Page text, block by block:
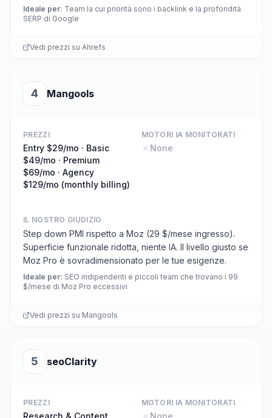
Ideale per: Team la cui priorità sono i backlink e la profondità
SERP di Google
Vedi prezzi su Ahrefs
4 Mangools
PREZZI
Entry $29/mo · Basic
$49/mo · Premium
$69/mo · Agency
$129/mo (monthly billing)
MOTORI IA MONITORATI
None
IL NOSTRO GIUDIZIO
Step down PMI rispetto a Moz (29 $/mese ingresso).
Superficie funzionale ridotta, niente IA. Il livello giusto se
Moz Pro è sovradimensionato per le tue esigenze.
Ideale per: SEO indipendenti e piccoli team che trovano i 99
$/mese di Moz Pro eccessivi
Vedi prezzi su Mangools
5 seoClarity
PREZZI
Research & Content
MOTORI IA MONITORATI
None